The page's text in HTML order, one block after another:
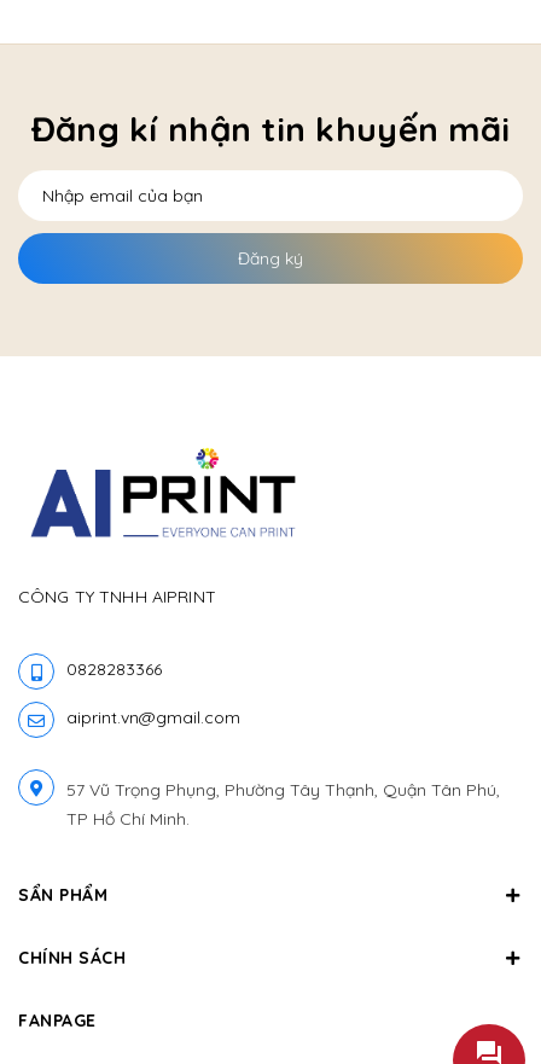
Đăng kí nhận tin khuyến mãi
Đăng ký
CÔNG TY TNHH AIPRINT
0828283366
aiprint.vn@gmail.com
57 Vũ Trọng Phụng, Phường Tây Thạnh, Quận Tân Phú,
TP Hồ Chí Minh.
SẨN PHẨM
CHÍNH SÁCH
FANPAGE